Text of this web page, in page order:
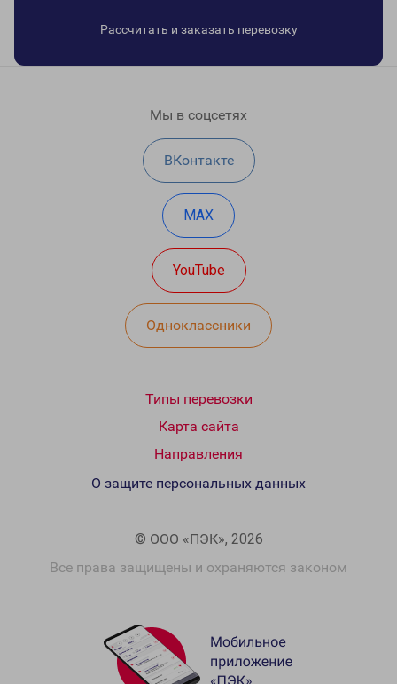
Рассчитать и заказать перевозку
Мы в соцсетях
ВКонтакте
MAX
YouTube
Одноклассники
Типы перевозки
Карта сайта
Направления
© ООО «ПЭК», 2026
Все права защищены и охраняются законом
О защите персональных данных